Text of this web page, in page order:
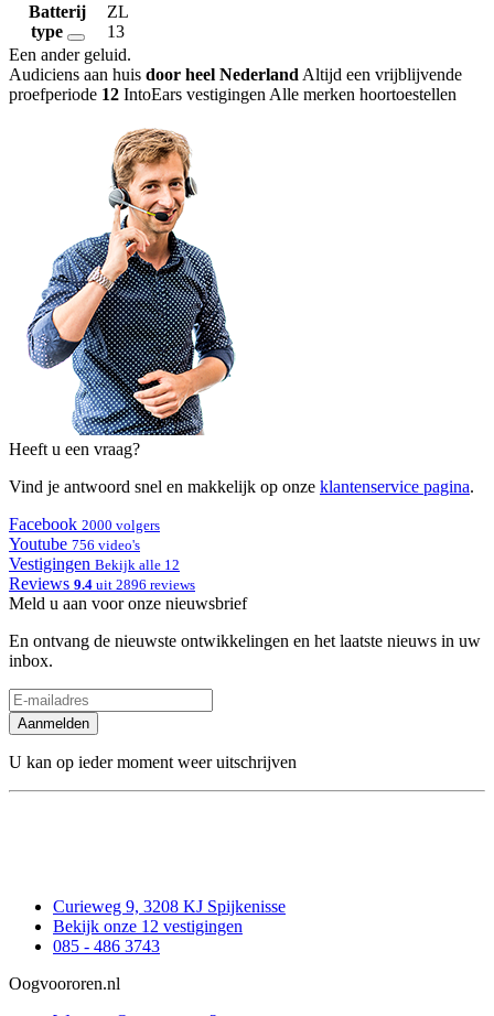
Batterij
type
ZL
13
Een ander geluid.
Audiciens aan huis door heel Nederland Altijd een vrijblijvende
proefperiode 12 IntoEars vestigingen Alle merken hoortoestellen
Heeft u een vraag?
Vind je antwoord snel en makkelijk op onze klantenservice pagina.
Facebook 2000 volgers
Youtube 756 video's
Vestigingen Bekijk alle 12
Reviews 9.4 uit 2896 reviews
Meld u aan voor onze nieuwsbrief
En ontvang de nieuwste ontwikkelingen en het laatste nieuws in uw
inbox.
Aanmelden
U kan op ieder moment weer uitschrijven
Curieweg 9, 3208 KJ Spijkenisse
Bekijk onze 12 vestigingen
085 - 486 3743
Oogvoororen.nl